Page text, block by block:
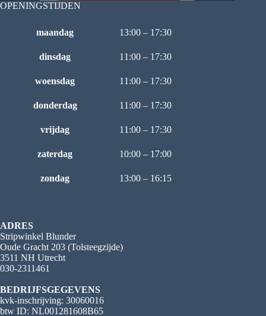
OPENINGSTIJDEN
maandag 13:00 – 17:30
dinsdag 11:00 – 17:30
woensdag 11:00 – 17:30
donderdag 11:00 – 17:30
vrijdag 11:00 – 17:30
zaterdag 10:00 – 17:00
zondag 13:00 – 16:15
ADRES
Stripwinkel Blunder
Oude Gracht 203 (Tolsteegzijde)
3511 NH Utrecht
030-2311461
BEDRIJFSGEGEVENS
kvk-inschrijving: 30060016
btw ID: NL001281608B65